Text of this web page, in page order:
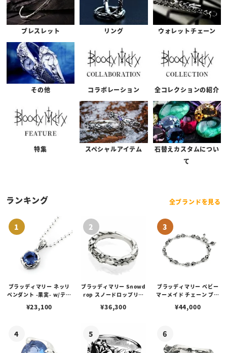
ブレスレット リング ウォレットチェーン
その他 コラボレーション 全コレクションの紹介
特集 スペシャルアイテム
石替えカスタムについ
て
ランキング 全ブランドを見る
ブラッディマリー ネッリ
ペンダント -果実- w/ティ
¥23,100
ブラッディマリー Snowd
rop スノードロップリン
¥36,300
ブラッディマリー ベビー
マーメイド チェーン ブレ
¥44,000